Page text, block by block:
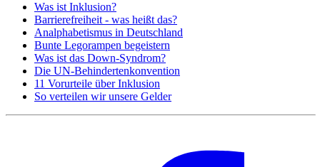
Was ist Inklusion?
Barrierefreiheit - was heißt das?
Analphabetismus in Deutschland
Bunte Legorampen begeistern
Was ist das Down-Syndrom?
Die UN-Behindertenkonvention
11 Vorurteile über Inklusion
So verteilen wir unsere Gelder